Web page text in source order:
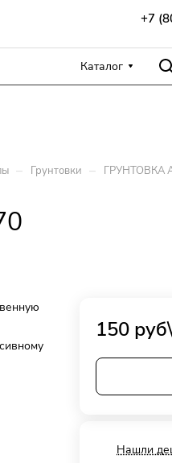
+7
Каталог
– Грунтовки – ГРУНТОВКА
150
Нашли